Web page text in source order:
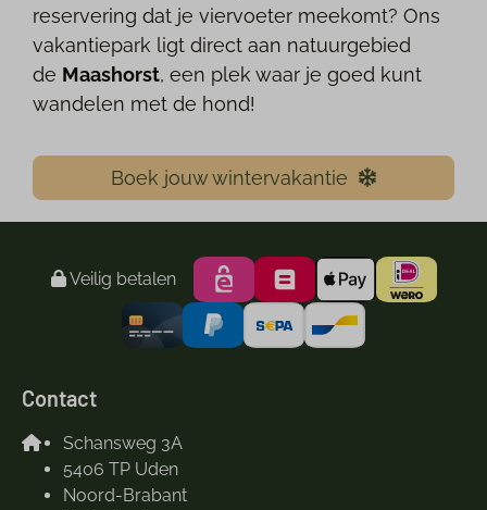
reservering dat je viervoeter meekomt? Ons
vakantiepark ligt direct aan natuurgebied
de Maashorst, een plek waar je goed kunt
wandelen met de hond!
Boek jouw wintervakantie
Veilig betalen
Contact
Schansweg 3A
5406 TP Uden
Noord-Brabant